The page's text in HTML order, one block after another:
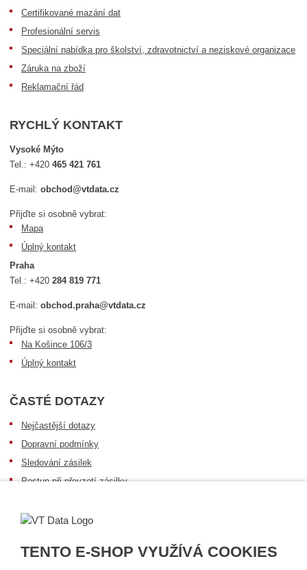
TENTO E-SHOP VYUŽÍVÁ COOKIES
Certifikované mazání dat
Profesionální servis
Speciální nabídka pro školství, zdravotnictví a neziskové organizace
Záruka na zboží
Reklamační řád
RYCHLÝ KONTAKT
Vysoké Mýto
Tel.:+420465 421 761
E-mail:obchod@vtdata.cz
Přijďte si osobně vybrat:
Mapa
Úplný kontakt
Praha
Tel.:+420284 819 771
E-mail:obchod.praha@vtdata.cz
Přijďte si osobně vybrat:
Na Košince 106/3
Úplný kontakt
ČASTÉ DOTAZY
Nejčastější dotazy
Dopravní podmínky
Sledování zásilek
Postup při převzetí zásilky
Obecné informace